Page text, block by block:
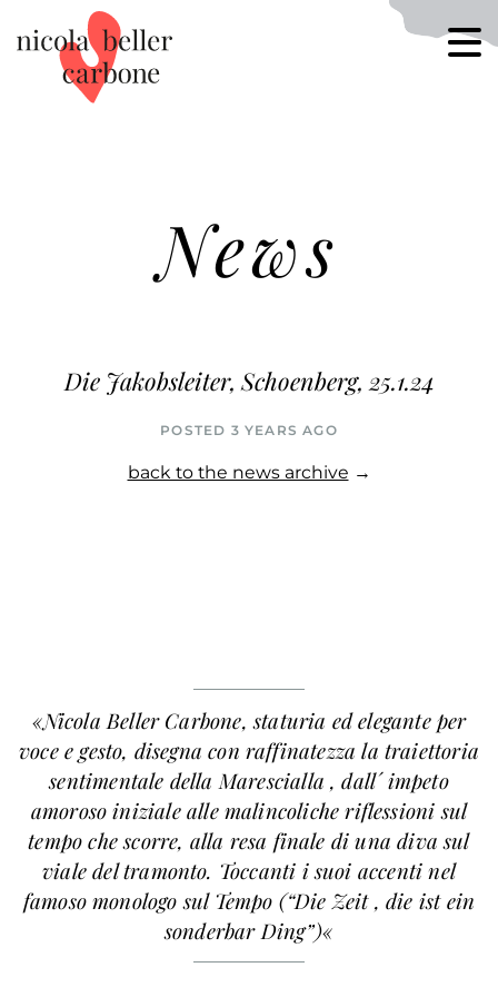
News
Die Jakobsleiter, Schoenberg, 25.1.24
POSTED 3 YEARS AGO
back to the news archive →
«Nicola Beller Carbone, staturia ed elegante per
voce e gesto, disegna con raffinatezza la traiettoria
sentimentale della Marescialla , dall´ impeto
amoroso iniziale alle malincoliche riflessioni sul
tempo che scorre, alla resa finale di una diva sul
viale del tramonto. Toccanti i suoi accenti nel
famoso monologo sul Tempo (“Die Zeit , die ist ein
sonderbar Ding”)«